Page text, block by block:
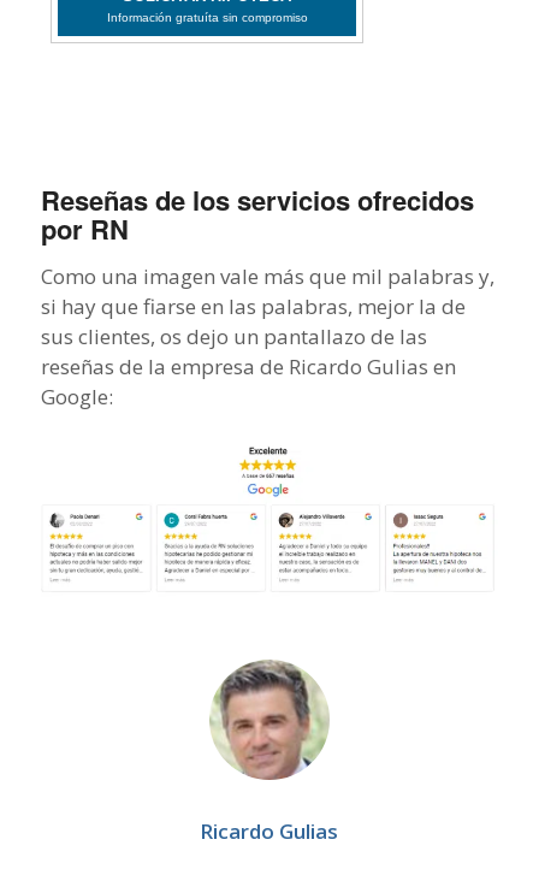
Reseñas de los servicios ofrecidos
por RN
Como una imagen vale más que mil palabras y,
si hay que fiarse en las palabras, mejor la de
sus clientes, os dejo un pantallazo de las
reseñas de la empresa de Ricardo Gulias en
Google:
Ricardo Gulias